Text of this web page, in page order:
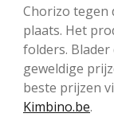
Chorizo tegen
plaats. Het
folders.
geweldige
beste prijzen
Kimbino.be.